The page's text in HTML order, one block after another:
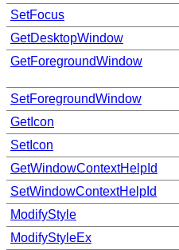
SetFocus
GetDesktopWindow
GetForegroundWindow
SetForegroundWindow
GetIcon
SetIcon
GetWindowContextHelpId
SetWindowContextHelpId
ModifyStyle
ModifyStyleEx